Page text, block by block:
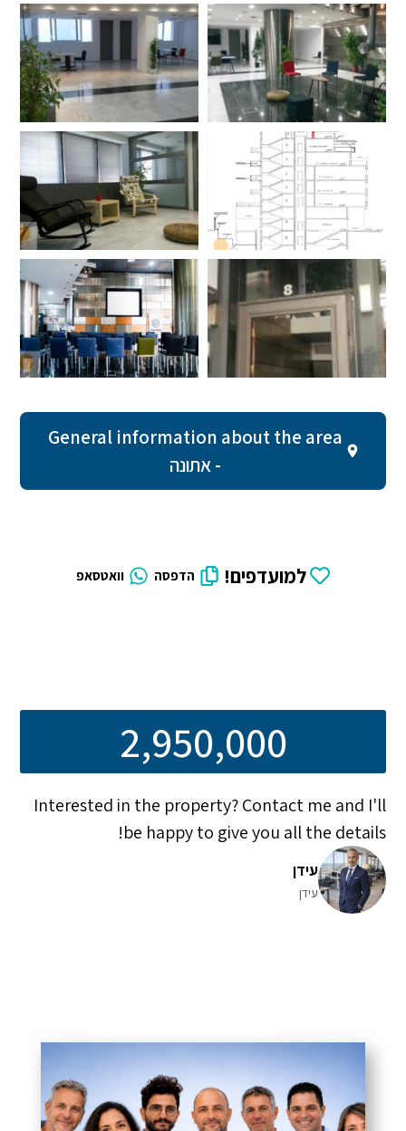
General information about the area
- אתונה
למועדפים! הדפסה וואטסאפ
2,950,000
Interested in the property? Contact me and I'll
be happy to give you all the details!
עידן
עידן